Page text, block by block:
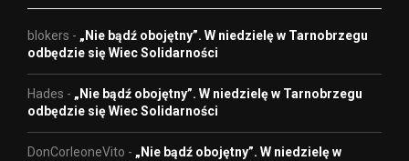
blokers - „Nie bądź obojętny”. W niedzielę w Tarnobrzegu
odbędzie się Wiec Solidarności
Hades - „Nie bądź obojętny”. W niedzielę w Tarnobrzegu
odbędzie się Wiec Solidarności
DonCorleoneVito - „Nie bądź obojętny”. W niedzielę w